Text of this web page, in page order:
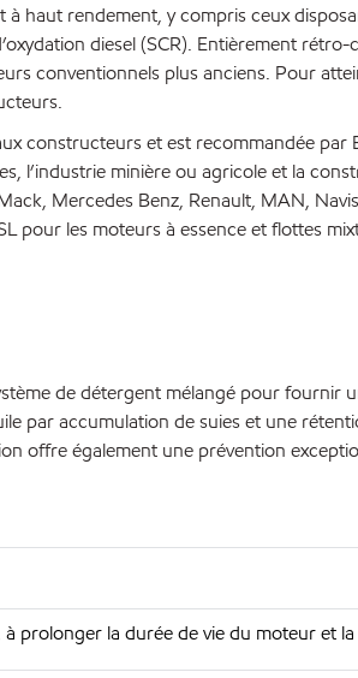
haut rendement, y compris ceux
diesel (SCR). Entièrement
conventionnels plus anciens. Pour
constructeurs et est recommandée
l’industrie minière ou agricole et la
Mercedes Benz, Renault, MAN,
pour les moteurs à essence et flottes
de détergent mélangé pour fournir
par accumulation de suies et une
offre également une prévention
prolonger la durée de vie du moteur et